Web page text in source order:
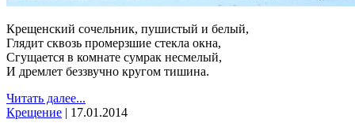
Крещенский сочельник, пушистый и белый,
Глядит сквозь промерзшие стекла окна,
Сгущается в комнате сумрак несмелый,
И дремлет беззвучно кругом тишина.
Читать далее...
Крещение | 17.01.2014